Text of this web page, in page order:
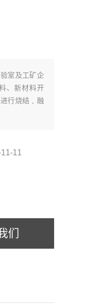
室及工矿企
、新材料开
行烧结﹑融
11
们